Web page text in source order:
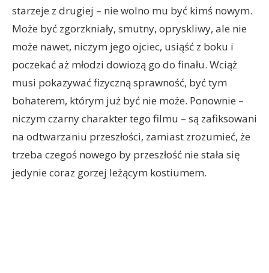
starzeje z drugiej – nie wolno mu być kimś nowym.
Może być zgorzkniały, smutny, opryskliwy, ale nie
może nawet, niczym jego ojciec, usiąść z boku i
poczekać aż młodzi dowiozą go do finału. Wciąż
musi pokazywać fizyczną sprawność, być tym
bohaterem, którym już być nie może. Ponownie –
niczym czarny charakter tego filmu – są zafiksowani
na odtwarzaniu przeszłości, zamiast zrozumieć, że
trzeba czegoś nowego by przeszłość nie stała się
jedynie coraz gorzej leżącym kostiumem.